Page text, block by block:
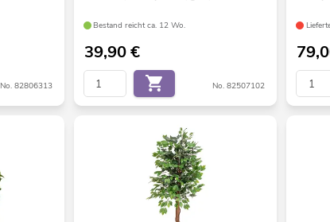
No. 82806313
Bestand reicht ca. 12 Wo.
39,90€
No. 82507102